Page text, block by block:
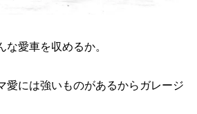
愛車を収めるか。
愛には強いものがあるからガレージ